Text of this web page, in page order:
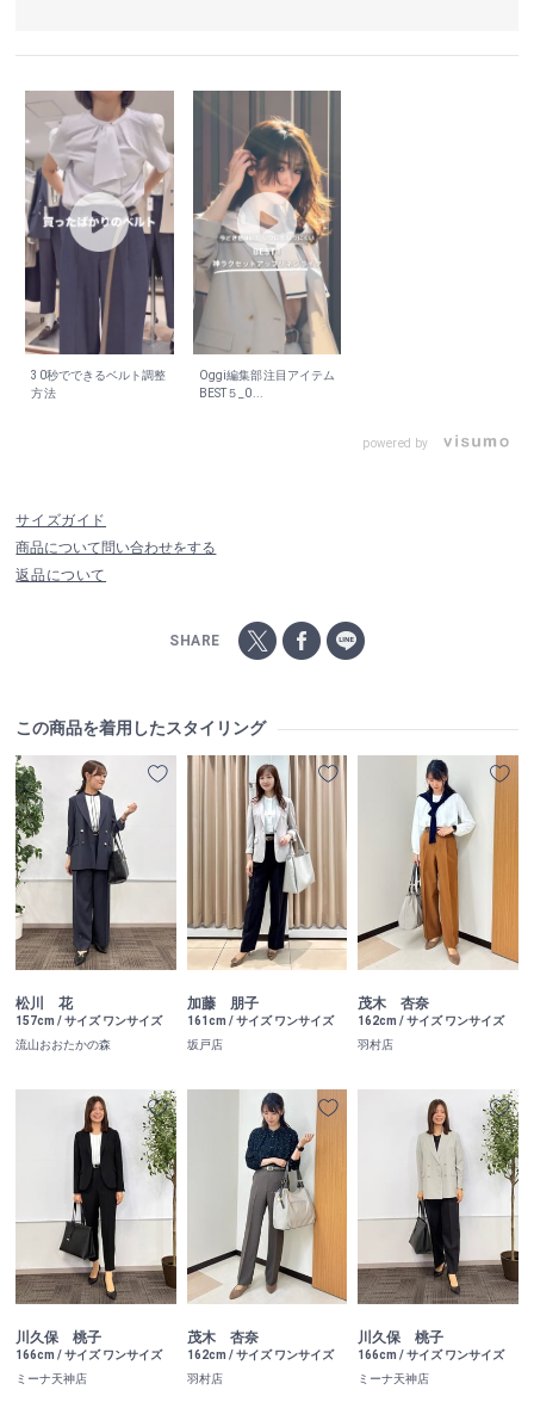
30秒でできるベルト調整
方法
Oggi編集部注目アイテム
BEST５_0...
powered by
サイズガイド
商品について問い合わせをする
返品について
SHARE
この商品を着用したスタイリング
松川 花
157cm / サイズ ワンサイズ
流山おおたかの森
加藤 朋子
161cm / サイズ ワンサイズ
坂戸店
茂木 杏奈
162cm / サイズ ワンサイズ
羽村店
川久保 桃子
166cm / サイズ ワンサイズ
ミーナ天神店
茂木 杏奈
162cm / サイズ ワンサイズ
羽村店
川久保 桃子
166cm / サイズ ワンサイズ
ミーナ天神店